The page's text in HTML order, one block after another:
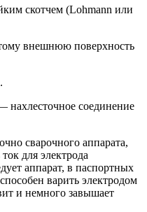
скотчем (Lohmann или
внешнюю поверхность
соединение
сварочного аппарата,
для электрода
аппарат, в паспортных
варить электродом
и немного завышает